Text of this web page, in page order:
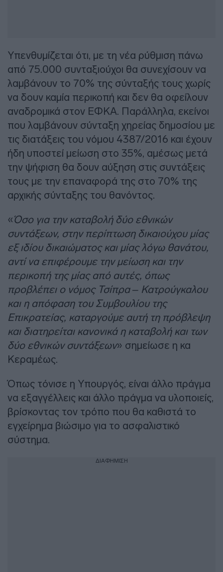
Υπενθυμίζεται ότι, με τη νέα ρύθμιση πάνω
από 75.000 συνταξιούχοι θα συνεχίσουν να
λαμβάνουν το 70% της σύνταξής τους χωρίς
να δουν καμία περικοπή και δεν θα οφείλουν
αναδρομικά στον ΕΦΚΑ. Παράλληλα, εκείνοι
που λαμβάνουν σύνταξη χηρείας δημοσίου με
τις διατάξεις του νόμου 4387/2016 και έχουν
ήδη υποστεί μείωση στο 35%, αμέσως μετά
την ψήφιση θα δουν αύξηση στις συντάξεις
τους με την επαναφορά της στο 70% της
αρχικής σύνταξης του θανόντος.
«Όσο για την καταβολή δύο εθνικών
συντάξεων, στην περίπτωση δικαιούχου μίας
εξ ιδίου δικαιώματος και μίας λόγω θανάτου,
αντί να επιφέρουμε την μείωση και την
περικοπή της μίας από αυτές, όπως
προβλέπει ο νόμος Τσίπρα – Κατρούγκαλου
και η απόφαση του Συμβουλίου της
Επικρατείας, καταργούμε αυτή τη πρόβλεψη
και διατηρείται κανονικά η καταβολή και των
δύο εθνικών συντάξεων» σημείωσε η κα
Κεραμέως.
Όπως τόνισε η Υπουργός, είναι άλλο πράγμα
να εξαγγέλλεις και άλλο πράγμα να υλοποιείς,
βρίσκοντας τον τρόπο που θα καθιστά το
εγχείρημα βιώσιμο για το ασφαλιστικό
σύστημα.
ΔΙΑΦΗΜΙΣΗ